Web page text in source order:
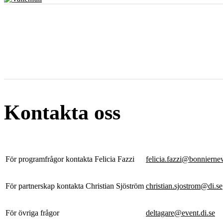
Kontakta oss
För programfrågor kontakta Felicia Fazzi
För partnerskap kontakta Christian Sjöström christian.sjostrom@di.se
För övriga frågor deltagare@event.di.se